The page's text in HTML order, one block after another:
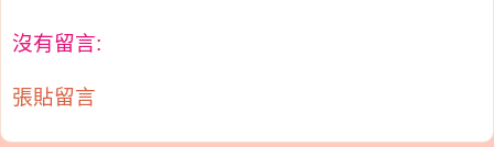
沒有留言:
張貼留言